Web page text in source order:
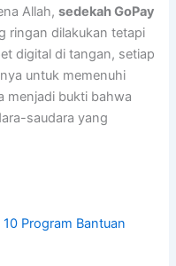
Allah,sedekah GoPay
ringan dilakukan tetapi
digital di tangan, setiap
untuk memenuhi
menjadi bukti bahwa
saudara yang
Program Bantuan